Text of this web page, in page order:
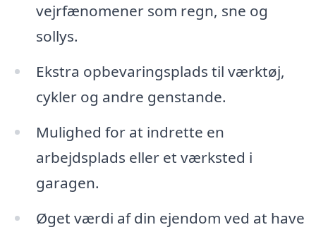
vejrfænomener som regn, sne og
sollys.
Ekstra opbevaringsplads til værktøj,
cykler og andre genstande.
Mulighed for at indrette en
arbejdsplads eller et værksted i
garagen.
Øget værdi af din ejendom ved at have